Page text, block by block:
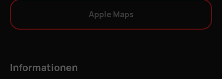
Apple Maps
Informationen